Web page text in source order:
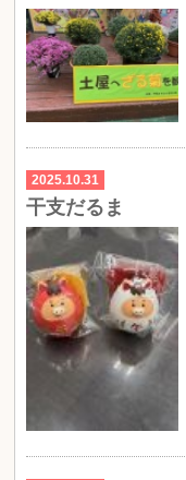
2025.10.31
干支だるま